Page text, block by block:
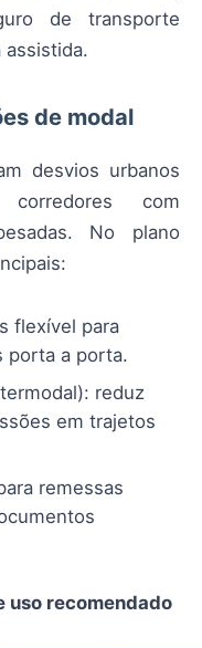
de transporte
assistida.
de modal
desvios urbanos
com
No plano
flexível para
porta a porta.
reduz
em trajetos
remessas
uso recomendado